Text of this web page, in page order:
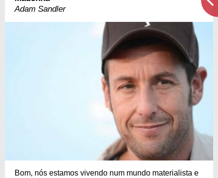
Adam Sandler
Bom, nós estamos vivendo num mundo materialista e